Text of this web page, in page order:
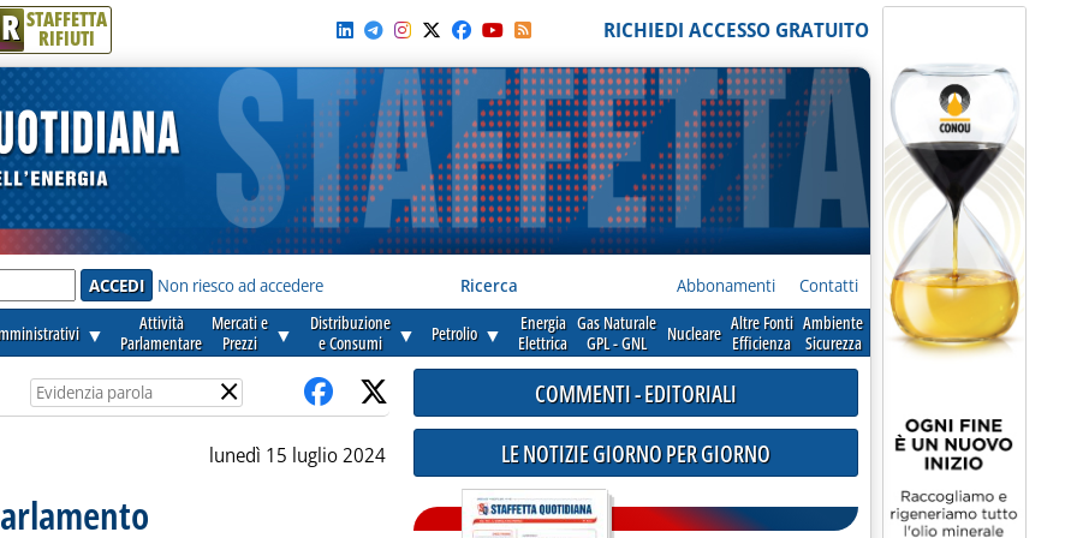
R STAFFETTA
RIFIUTI RICHIEDI ACCESSO GRATUITO
Non riesco ad accedere Ricerca Abbonamenti Contatti
▼
Attività
Parlamentare
Mercati e
Prezzi
▼
Distribuzione
e Consumi
▼ Petrolio ▼
Energia
Elettrica
Gas Naturale
GPL - GNL
Nucleare Altre Fonti
Efficienza
Ambiente
Sicurezza
×
lunedì 15 luglio 2024
COMMENTI - EDITORIALI
LE NOTIZIE GIORNO PER GIORNO